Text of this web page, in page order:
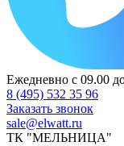
Ежедневно с 09.00
8 (495) 532 35 96
Заказать звонок
sale@elwatt.ru
ТК "МЕЛЬНИЦА"